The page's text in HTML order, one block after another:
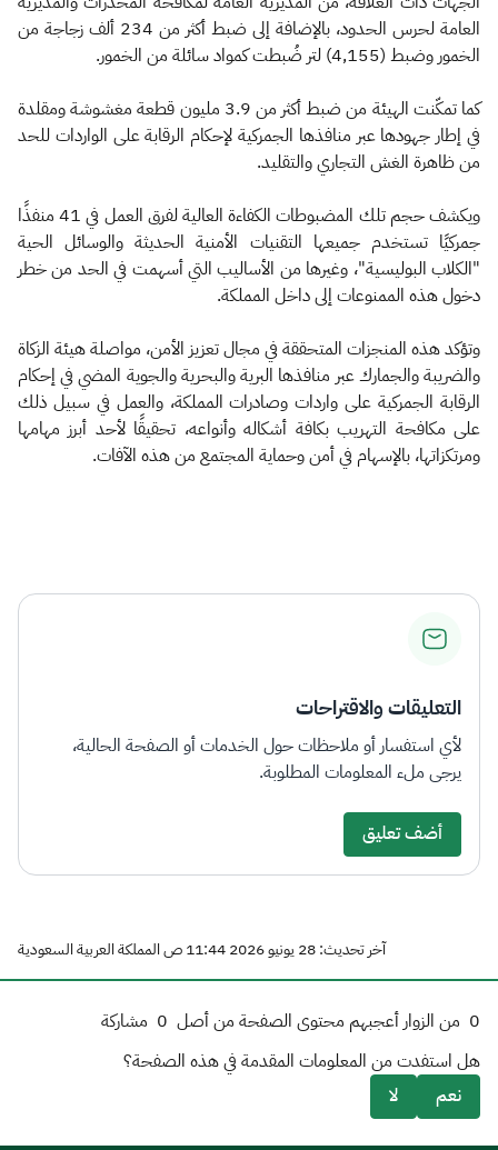
العامة لحرس الحدود، بالإضافة إلى ضبط أكثر من 234 ألف زجاجة من
الخمور وضبط (‎4,155) لتر ضُبطت كمواد سائلة من الخمور.
كما تمكّنت الهيئة من ضبط أكثر من 3.9 مليون قطعة مغشوشة ومقلدة
في إطار جهودها عبر منافذها الجمركية لإحكام الرقابة على الواردات للحد
من ظاهرة الغش التجاري والتقليد.
ويكشف حجم تلك المضبوطات الكفاءة العالية لفرق العمل في 41 منفذًا
جمركيًا تستخدم جميعها التقنيات الأمنية الحديثة والوسائل الحية
"الكلاب البوليسية"، وغيرها من الأساليب التي أسهمت في الحد من خطر
دخول هذه الممنوعات إلى داخل المملكة.
وتؤكد هذه المنجزات المتحققة في مجال تعزيز الأمن، مواصلة هيئة الزكاة
والضريبة والجمارك عبر منافذها البرية والبحرية والجوية المضي في إحكام
الرقابة الجمركية على واردات وصادرات المملكة، والعمل في سبيل ذلك
على مكافحة التهريب بكافة أشكاله وأنواعه، تحقيقًا لأحد أبرز مهامها
ومرتكزاتها، بالإسهام في أمن وحماية المجتمع من هذه الآفات.
التعليقات والاقتراحات
لأي استفسار أو ملاحظات حول الخدمات أو الصفحة الحالية،
يرجى ملء المعلومات المطلوبة.
أضف تعليق
آخر تحديث: 28 يونيو 2026 11:44 ص المملكة العربية السعودية
0 من الزوار أعجبهم محتوى الصفحة من أصل 0 مشاركة
هل استفدت من المعلومات المقدمة في هذه الصفحة؟
نعم
لا